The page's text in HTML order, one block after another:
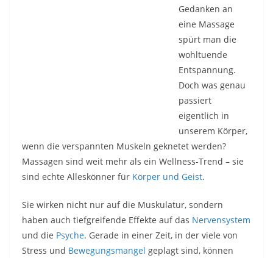
Gedanken an
eine Massage
spürt man die
wohltuende
Entspannung.
Doch was genau
passiert
eigentlich in
unserem Körper,
wenn die verspannten Muskeln geknetet werden?
Massagen sind weit mehr als ein Wellness-Trend – sie
sind echte Alleskönner für Körper und Geist.
Sie wirken nicht nur auf die Muskulatur, sondern
haben auch tiefgreifende Effekte auf das Nervensystem
und die Psyche. Gerade in einer Zeit, in der viele von
Stress und Bewegungsmangel geplagt sind, können